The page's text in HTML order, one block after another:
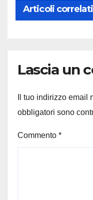
Articoli correlati
Lascia un
Il tuo indirizzo email
obbligatori sono
Commento *